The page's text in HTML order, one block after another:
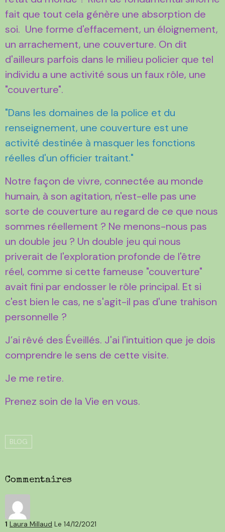
fait que tout cela génère une absorption de
soi. Une forme d'effacement, un éloignement,
un arrachement, une couverture. On dit
d'ailleurs parfois dans le milieu policier que tel
individu a une activité sous un faux rôle, une
"couverture".
"Dans les domaines de la police et du
renseignement, une couverture est une
activité destinée à masquer les fonctions
réelles d'un officier traitant."
Notre façon de vivre, connectée au monde
humain, à son agitation, n'est-elle pas une
sorte de couverture au regard de ce que nous
sommes réellement ? Ne menons-nous pas
un double jeu ? Un double jeu qui nous
priverait de l'exploration profonde de l'être
réel, comme si cette fameuse "couverture"
avait fini par endosser le rôle principal. Et si
c'est bien le cas, ne s'agit-il pas d'une trahison
personnelle ?
J’ai rêvé des Éveillés. J'ai l'intuition que je dois
comprendre le sens de cette visite.
Je me retire.
Prenez soin de la Vie en vous.
BLOG
Commentaires
1 Laura Millaud Le 14/12/2021